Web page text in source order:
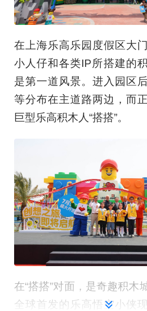
在上海乐高乐园度假区大
小人仔和各类IP所搭建的
是第一道风景。进入园区
等分布在主道路两边，而
巨型乐高积木人“搭搭”。
在“搭搭”对面，是奇趣积木
全球首发的乐高悟空小侠